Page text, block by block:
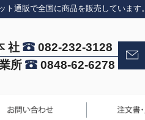
通販で全国に商品を販売しています。
社
082-232-3128
所
0848-62-6278